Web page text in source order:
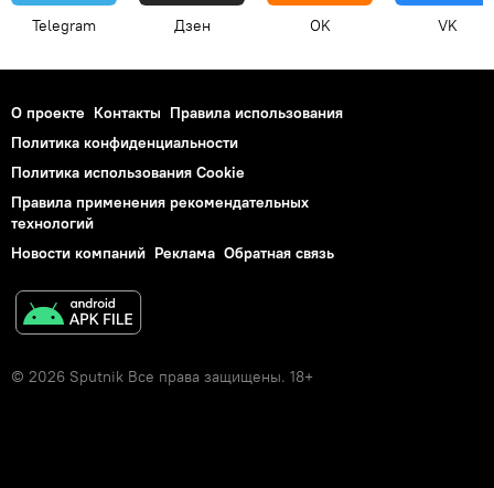
Telegram Дзен OK VK
О проекте Контакты Правила использования
Политика конфиденциальности
Политика использования Cookie
Правила применения рекомендательных
технологий
Новости компаний Реклама Обратная связь
© 2026 Sputnik Все права защищены. 18+